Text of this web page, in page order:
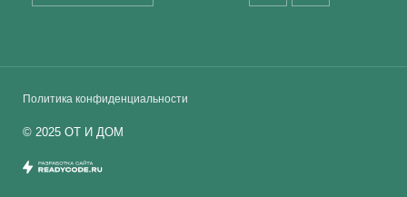
Политика конфиденциальности
© 2025 ОТ И ДОМ